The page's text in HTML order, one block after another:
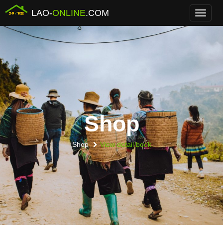
Menu
LAO-ONLINE.COM
Shop
Shop View detail book